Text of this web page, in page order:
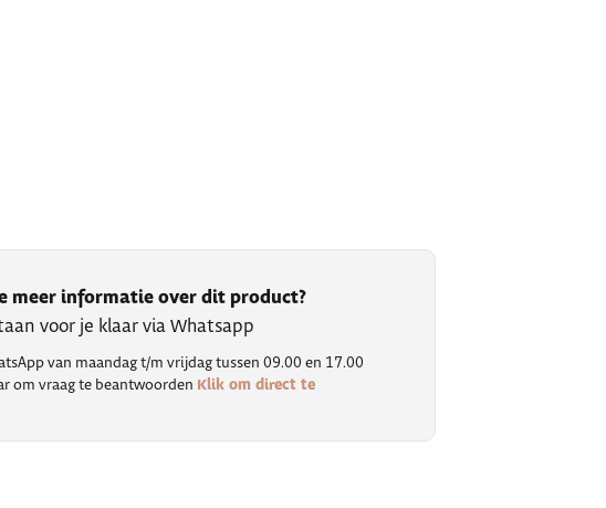
meer informatie over dit product?
voor je klaar via Whatsapp
van maandag t/m vrijdag tussen 09.00 en 17.00
om vraag te beantwoorden Klik om direct te